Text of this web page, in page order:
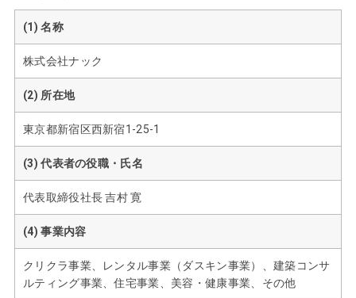
(1) 名称
株式会社ナック
(2) 所在地
東京都新宿区西新宿1-25-1
(3) 代表者の役職・氏名
代表取締役社長 吉村 寛
(4) 事業内容
クリクラ事業、レンタル事業（ダスキン事業）、建築コンサ
ルティング事業、住宅事業、美容・健康事業、その他